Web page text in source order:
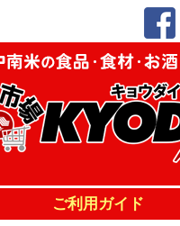
ご利用ガイド